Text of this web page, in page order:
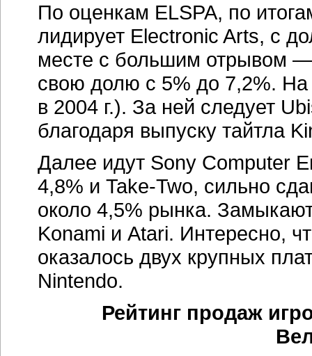
По оценкам ELSPA, по
лидирует Electronic Arts, с
месте с большим отрывом —
свою долю с 5% до 7,2%.
в 2004 г.). За ней следует
благодаря выпуску тайтла
Далее идут Sony Computer
4,8% и Take-Two, сильно
около 4,5% рынка.
Konami и Atari. Интересно,
оказалось двух крупных
Nintendo.
Рейтинг продаж